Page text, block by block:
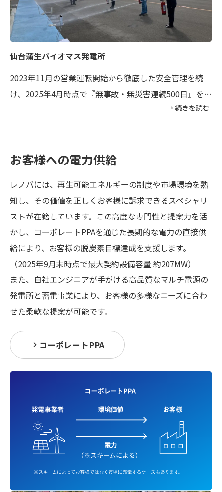
仙台蒲生バイオマス発電所
2023年11月の営業運転開始から徹底した安全管理を続
け、2025年4月時点で 『無事故・無災害連続500日』 を達
成いたしました。この背景には、秋田バイオマス（2016
標準化し、全発電所で共有していることが成果に繋がっ
発電所では、平均稼働率は約90%以上という高い水準を
維持しています。今後も強固な事業基盤をもとに、継続
的な安定稼働を実現してまいります。
→ 続きを読む
お客様への電力供給
レノバには、再生可能エネルギーの制度や市場環境を熟
知し、その価値を正しくお客様に訴求できるスペシャリ
ストが在籍しています。この高度な専門性と提案力を活
かし、コーポレートPPAを通じた長期的な電力の直接供
給により、お客様の脱炭素目標達成を支援します。
（2025年9月末時点で最大契約設備容量 約207MW）
また、自社エンジニアが手がける高品質なマルチ電源の
発電所と蓄電事業により、お客様の多様なニーズに合わ
せた柔軟な提案が可能です。
コーポレートPPA